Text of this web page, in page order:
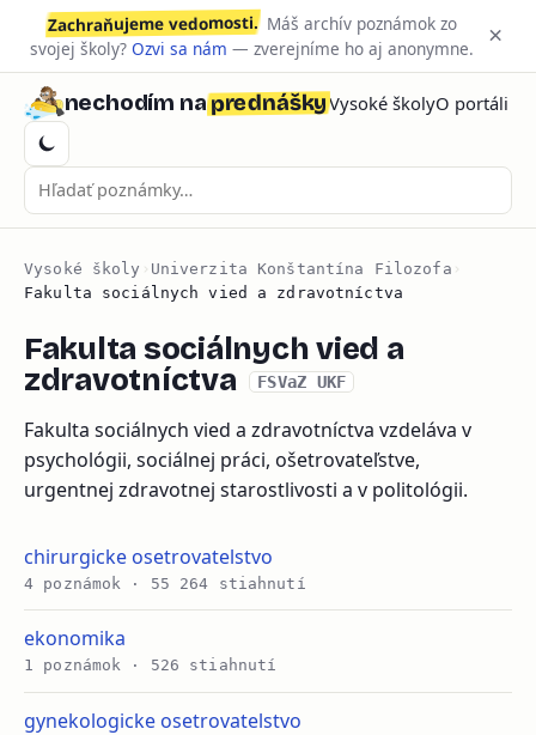
Zachraňujeme vedomosti. Máš archív poznámok zo
svojej školy? Ozvi sa nám — zverejníme ho aj anonymne. ×
nechodím naprednáškyVysoké školyO portáli
Vysoké školy › Univerzita Konštantína Filozofa ›
Fakulta sociálnych vied a zdravotníctva
Fakulta sociálnych vied a
zdravotníctva
FSVaZ UKF
Fakulta sociálnych vied a zdravotníctva vzdeláva v
psychológii, sociálnej práci, ošetrovateľstve,
urgentnej zdravotnej starostlivosti a v politológii.
chirurgicke osetrovatelstvo
4 poznámok · 55 264 stiahnutí
ekonomika
1 poznámok · 526 stiahnutí
gynekologicke osetrovatelstvo